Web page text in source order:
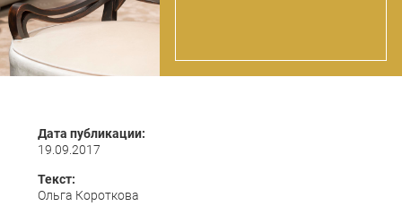
Дата публикации:
19.09.2017
Текст:
Ольга Короткова